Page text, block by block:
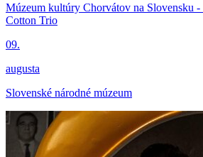
Múzeum kultúry Chorvátov na Slovensku
Cotton Trio
09.
augusta
Slovenské národné múzeum